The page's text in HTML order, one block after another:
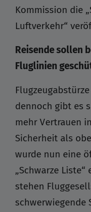
Kommission die
Luftverkehr“
Reisende sollen
Fluglinien
dennoch gibt es
mehr Vertrauen
Sicherheit als
wurde nun eine
„Schwarze
stehen
schwerwiegende